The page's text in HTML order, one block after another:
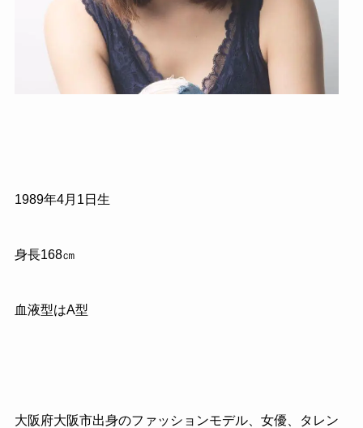
1989年4月1日生
身長168㎝
血液型はA型
大阪府大阪市出身のファッションモデル、女優、タレン